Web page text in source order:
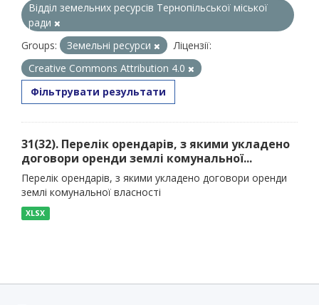
Відділ земельних ресурсів Тернопільської міської
ради
Groups:
Земельні ресурси
Ліцензії:
Creative Commons Attribution 4.0
Фільтрувати результати
31(32). Перелік орендарів, з якими укладено
договори оренди землі комунальної...
Перелік орендарів, з якими укладено договори оренди
землі комунальної власності
XLSX